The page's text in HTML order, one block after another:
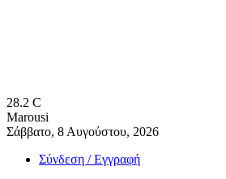
28.2 C
Marousi
Σάββατο, 8 Αυγούστου, 2026
Σύνδεση / Εγγραφή